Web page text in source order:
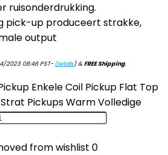
ruisonderdrukking.
pick-up produceert strakke,
output
2023 08:46 PST-Details)&FREE Shipping.
Enkele Coil Pickup Flat Top
Pickups Warm Volledige
from wishlist 0